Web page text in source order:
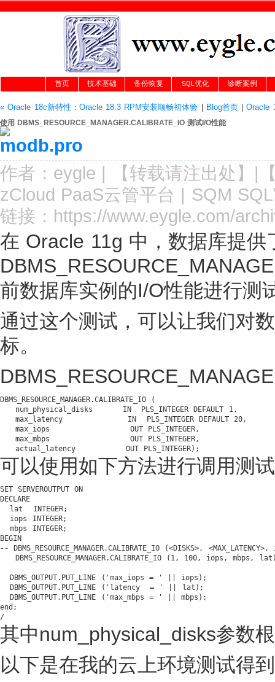
首页 技术基础 备份恢复 SQL优化 诊断案例
« Oracle 18c新特性：Oracle 18.3 RPM安装顺畅初体验 Blog首页|Oracle
使用 DBMS_RESOURCE_MANAGER.CALIBRATE_IO 测试I/O性能
作者： eygle | 【转载请注出处 】|
zCloud PaaS云管平台 | SQM
链接： https://www.eygle.com/
在 Oracle 11g 中，数据库提供
前数据库实例的I/O性能进行测
通过这个测试，可以让我们对
标。
DBMS_RESOURCE_MANAGER.CALIBRATE_IO (
   num_physical_disks
IN
  PLS_INTEGER
DEFAULT 1 ,
   max_latency
IN
  PLS_INTEGER
DEFAULT 20 ,
   max_iops
OUT PLS_INTEGER,
   max_mbps
OUT PLS_INTEGER,
   actual_latency
OUT
可以使用如下方法进行调用测
SET SERVEROUTPUT ON
DECLARE
lat INTEGER;
  iops INTEGER;
BEGIN
-- DBMS_RESOURCE_MANAGER.CALIBRATE_IO (<DISKS>,
DBMS_RESOURCE_MANAGER.CALIBRATE_IO ( 1 , 100 , iops, mbps,
  DBMS_OUTPUT.PUT_LINE ('max_iops = ' || iops);
  DBMS_OUTPUT.PUT_LINE ('latency  = ' || lat);
end ;
其中num_physical_disks参数
以下是在我的云上环境测试得